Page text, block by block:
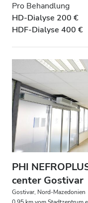
Pro Behandlung
HD-Dialyse 200 €
HDF-Dialyse 400 €
PHI
center Gostivar
Gostivar, Nord-Mazedonien